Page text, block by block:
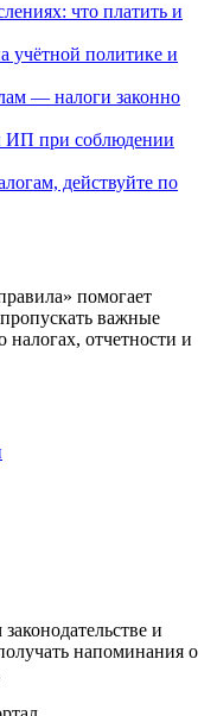
что платить и
учётной политике и
— налоги законно
ИП при соблюдении
действуйте по
помогает
важные
отчетности и
и
напоминания о